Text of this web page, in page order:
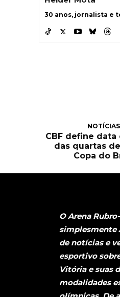
30 anos, jornalista e
NOTÍCIAS
CBF define
das quartas
Copa do
O Arena
simplesmente
de notícias e
esportivo
Vitória e suas
modalidades